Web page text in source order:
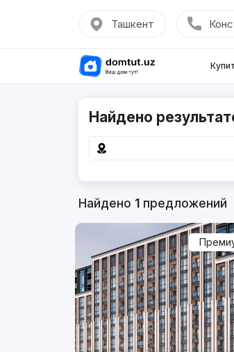
Ташкент
Найдено
Найдено 1предложений